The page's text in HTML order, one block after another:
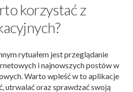
korzystać z
rytuałem jest przeglądanie
i najnowszych postów w
Warto wpleść w to aplikacje
utrwalać oraz sprawdzać swoją